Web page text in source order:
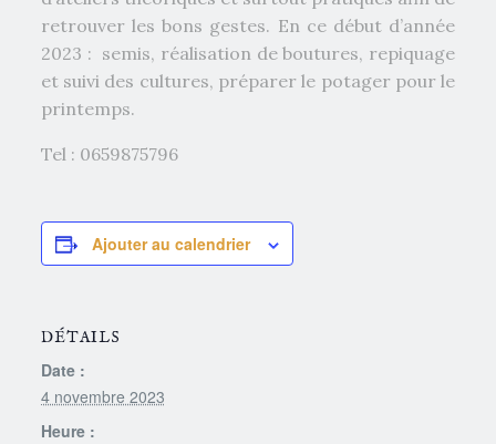
retrouver les bons gestes. En ce début d’année
2023 : semis, réalisation de boutures, repiquage
et suivi des cultures, préparer le potager pour le
printemps.
Tel : 0659875796
Ajouter au calendrier
DÉTAILS
Date :
4 novembre 2023
Heure :